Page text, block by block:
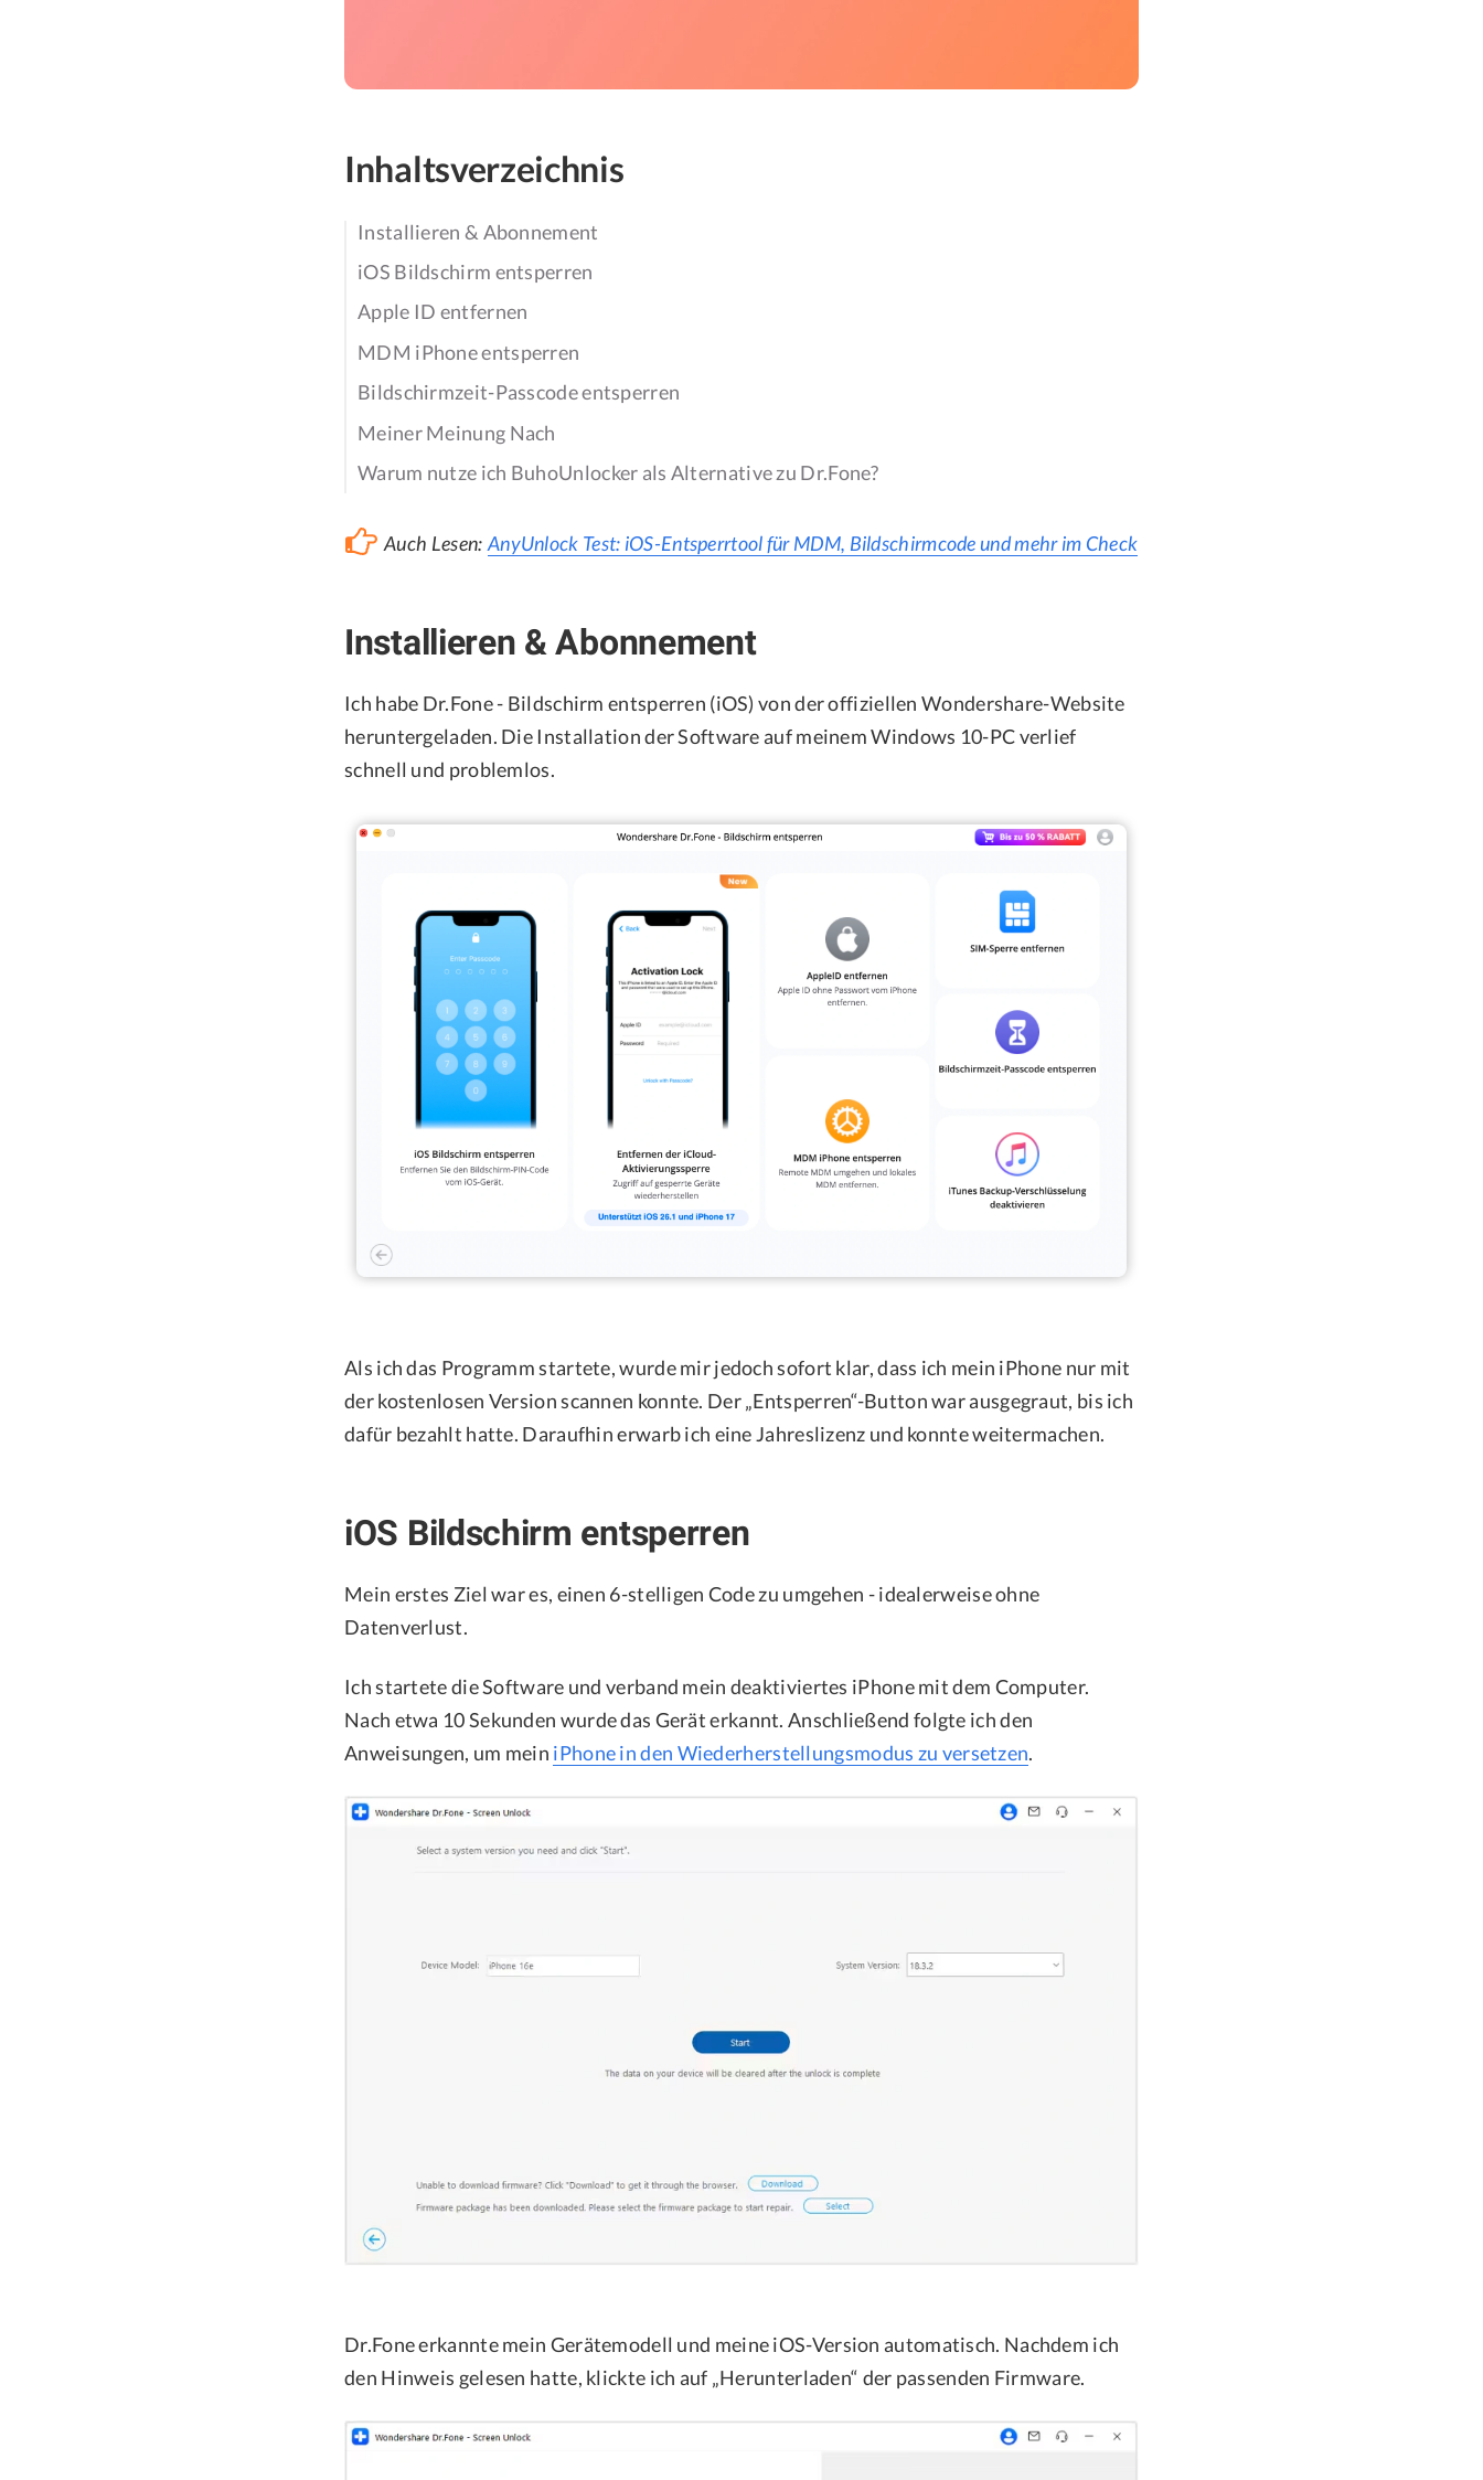
Inhaltsverzeichnis
Installieren & Abonnement
iOS Bildschirm entsperren
Apple ID entfernen
MDM iPhone entsperren
Bildschirmzeit-Passcode entsperren
Meiner Meinung Nach
Warum nutze ich BuhoUnlocker als Alternative zu Dr.Fone?
Auch Lesen: AnyUnlock Test: iOS-Entsperrtool für MDM, Bildschirmcode und mehr im Check
Installieren & Abonnement
Ich habe Dr.Fone - Bildschirm entsperren (iOS) von der offiziellen Wondershare-Website
heruntergeladen. Die Installation der Software auf meinem Windows 10-PC verlief
schnell und problemlos.
Als ich das Programm startete, wurde mir jedoch sofort klar, dass ich mein iPhone nur mit
der kostenlosen Version scannen konnte. Der „Entsperren“-Button war ausgegraut, bis ich
dafür bezahlt hatte. Daraufhin erwarb ich eine Jahreslizenz und konnte weitermachen.
iOS Bildschirm entsperren
Mein erstes Ziel war es, einen 6-stelligen Code zu umgehen - idealerweise ohne
Datenverlust.
Ich startete die Software und verband mein deaktiviertes iPhone mit dem Computer.
Nach etwa 10 Sekunden wurde das Gerät erkannt. Anschließend folgte ich den
Anweisungen, um mein iPhone in den Wiederherstellungsmodus zu versetzen.
Dr.Fone erkannte mein Gerätemodell und meine iOS-Version automatisch. Nachdem ich
den Hinweis gelesen hatte, klickte ich auf „Herunterladen“ der passenden Firmware.